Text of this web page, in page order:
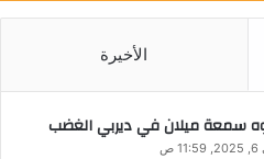
الأخيرة
سمعة ميلان في ديربي الغضب